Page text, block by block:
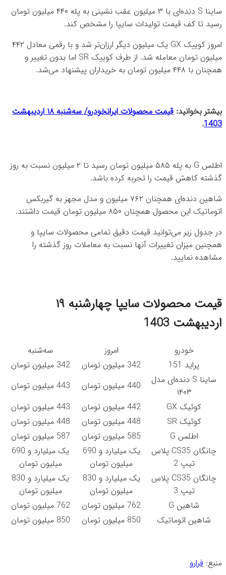
ساینا S دنده‌ای با ۳ میلیون عقب نشینی به پله ۴۴۰ میلیون تومان
رسید تا کف قیمت تولیدات سایپا را مشخص کند.
امروز کوییک GX یک میلیون دیگر ارزان‌تر شد و با رقمی معادل ۴۴۲
میلیون تومان معامله شد. از طرف کوییک SR اما بدون تغییر و
همچنان با ۴۴۸ میلیون تومان به خریداران پیشنهاد می‌شد.
بیشتر بخوانید:
قیمت محصولات ایرانخودرو/ سه‌شنبه ۱۸ اردیبهشت
1403
.
اطلس G به پله ۵۸۵ میلیون تومان رسید تا ۲ میلیون نسبت به روز
گذشته کاهش قیمت را تجربه کرده باشد.
شاهین دنده‌ای همچنان ۷۶۲ میلیون و مدل مجهز به گیربکس
اتوماتیک این محصول همچنان ۸۵۰ میلیون تومان قیمت داشتند.
در جدول زیر می‌توانید قیمت دقیق تمامی محصولات سایپا و
همچنین میزان تغییرات آنها نسبت به معاملات روز گذشته را
مشاهده نمایید.
قیمت محصولات سایپا چهارشنبه ۱۹
اردیبهشت 1403
خودرو امروز
سه‌شنبه
پراید 151
342 میلیون تومان
342 میلیون تومان
ساینا S دنده‌ای مدل
۱۴۰۳
440 میلیون تومان
443 میلیون تومان
کوئیک GX
442 میلیون تومان
443 میلیون تومان
کوئیک SR
448 میلیون تومان
448 میلیون تومان
اطلس G
585 میلیون تومان
587 میلیون تومان
چانگان CS35 پلاس
تیپ 2
یک میلیارد و 690
میلیون تومان
یک میلیارد و 690
میلیون تومان
چانگان CS35 پلاس
تیپ 3
یک میلیارد و 830
میلیون تومان
یک میلیارد و 830
میلیون تومان
شاهین G
762 میلیون تومان
762 میلیون تومان
شاهین اتوماتیک
850 میلیون تومان 850 میلیون تومان
منبع: فرارو